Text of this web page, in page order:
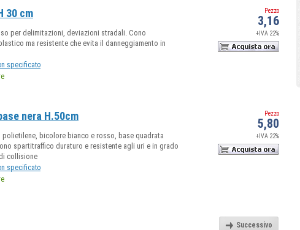
30 cm
per delimitazioni, deviazioni stradali. Cono
ma resistente che evita il danneggiamento in
specificato
Pezzo
3,16
+IVA 22%
nera H.50cm
bicolore bianco e rosso, base quadrata
spartitraffico duraturo e resistente agli uri e in grado
collisione
specificato
Pezzo
5,80
+IVA 22%
Successivo